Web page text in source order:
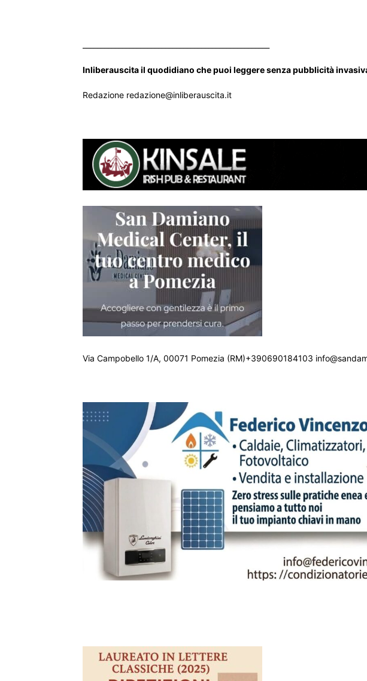
Inliberauscita il quodidiano che puoi leggere senza pubblicità
Redazione redazione@inliberauscita.it
Via Campobello 1/A, 00071 Pomezia (RM)+390690184103